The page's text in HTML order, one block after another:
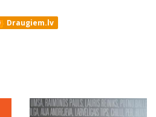
Draugiem.lv